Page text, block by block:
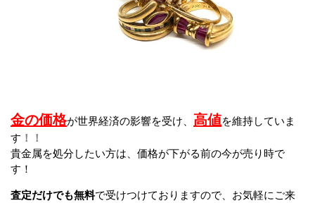
金の価格が世界経済の影響を受け、 高値を維持していま
す ！！
貴金属を処分したい方は、価格が下がる前の今が売り時で
す！
査定だけでも無料で受けつけておりますので、お気軽にご来